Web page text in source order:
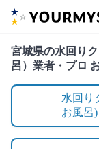
宮城県の水回り
呂）業者・プロ
水回り
お風呂)